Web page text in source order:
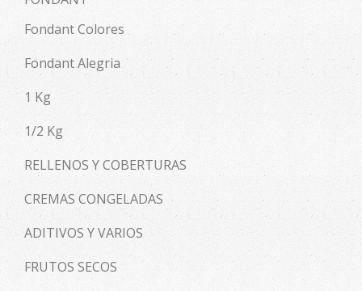
Fondant Colores
Fondant Alegria
1 Kg
1/2 Kg
RELLENOS Y COBERTURAS
CREMAS CONGELADAS
ADITIVOS Y VARIOS
FRUTOS SECOS